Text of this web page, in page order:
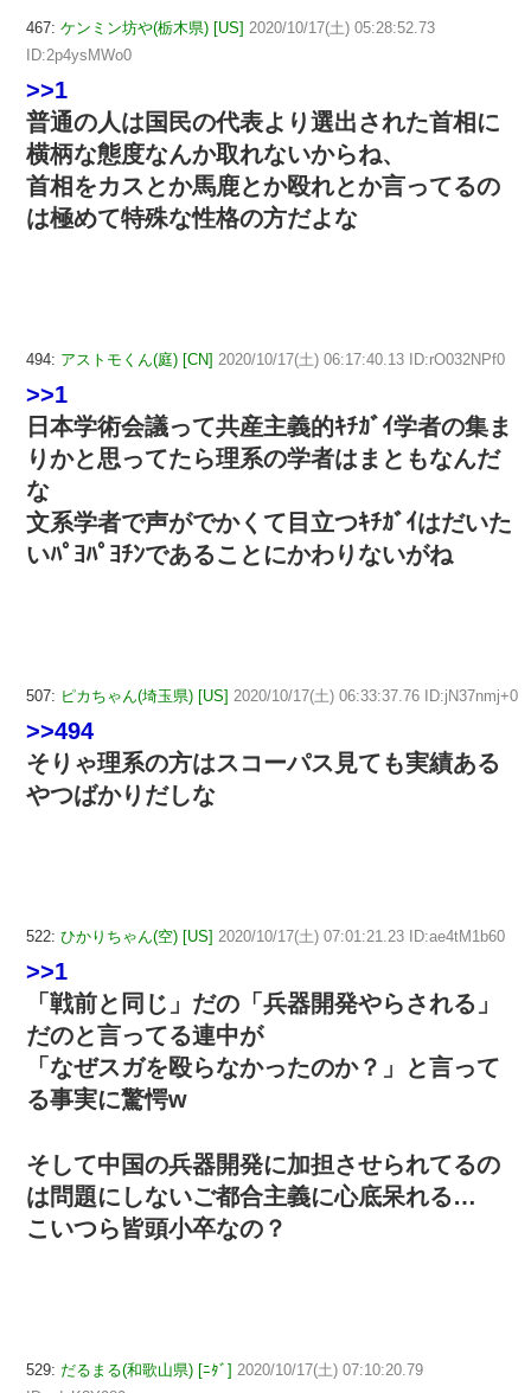
467: ケンミン坊や(栃木県) [US] 2020/10/17(土) 05:28:52.73
ID:2p4ysMWo0
>>1
普通の人は国民の代表より選出された首相に
横柄な態度なんか取れないからね、
首相をカスとか馬鹿とか殴れとか言ってるの
は極めて特殊な性格の方だよな
494: アストモくん(庭) [CN] 2020/10/17(土) 06:17:40.13 ID:rO032NPf0
>>1
日本学術会議って共産主義的ｷﾁｶﾞｲ学者の集ま
りかと思ってたら理系の学者はまともなんだ
な
文系学者で声がでかくて目立つｷﾁｶﾞｲはだいた
いﾊﾟﾖﾊﾟﾖﾁﾝであることにかわりないがね
507: ピカちゃん(埼玉県) [US] 2020/10/17(土) 06:33:37.76 ID:jN37nmj+0
>>494
そりゃ理系の方はスコーパス見ても実績ある
やつばかりだしな
522: ひかりちゃん(空) [US] 2020/10/17(土) 07:01:21.23 ID:ae4tM1b60
>>1
「戦前と同じ」だの「兵器開発やらされる」
だのと言ってる連中が
「なぜスガを殴らなかったのか？」と言って
る事実に驚愕w
そして中国の兵器開発に加担させられてるの
は問題にしないご都合主義に心底呆れる…
こいつら皆頭小卒なの？
529: だるまる(和歌山県) [ﾆﾀﾞ] 2020/10/17(土) 07:10:20.79